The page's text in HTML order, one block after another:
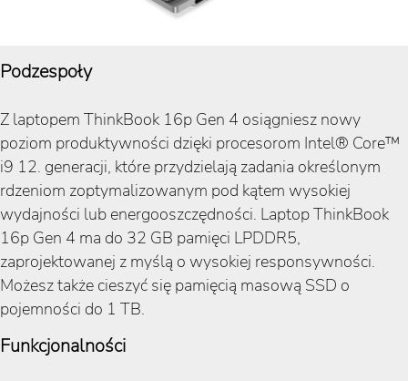
Podzespoły
Z laptopem ThinkBook 16p Gen 4 osiągniesz nowy
poziom produktywności dzięki procesorom Intel® Core™
i9 12. generacji, które przydzielają zadania określonym
rdzeniom zoptymalizowanym pod kątem wysokiej
wydajności lub energooszczędności. Laptop ThinkBook
16p Gen 4 ma do 32 GB pamięci LPDDR5,
zaprojektowanej z myślą o wysokiej responsywności.
Możesz także cieszyć się pamięcią masową SSD o
pojemności do 1 TB.
Funkcjonalności